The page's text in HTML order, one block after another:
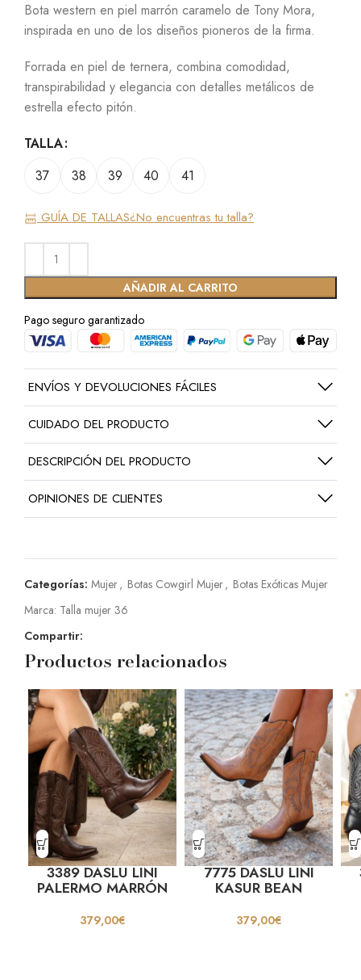
Bota western en piel marrón caramelo de Tony Mora,
inspirada en uno de los diseños pioneros de la firma.
Forrada en piel de ternera, combina comodidad,
transpirabilidad y elegancia con detalles metálicos de
estrella efecto pitón.
TALLA
37
38 39 40 41
GUÍA DE TALLAS¿No encuentras tu talla?
AÑADIR AL CARRITO
Pago seguro garantizado
ENVÍOS Y DEVOLUCIONES FÁCILES
CUIDADO DEL PRODUCTO
DESCRIPCIÓN DEL PRODUCTO
OPINIONES DE CLIENTES
Categorías: Mujer, Botas Cowgirl Mujer, Botas Exóticas Mujer
Marca: Talla mujer 36
Compartir:
Productos relacionados
3389 DASLU LINI
PALERMO MARRÓN
379,00€
7775 DASLU LINI
KASUR BEAN
379,00€